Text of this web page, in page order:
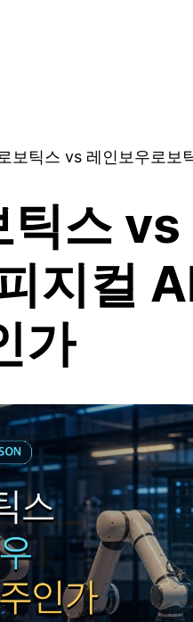
보틱스 vs 레인보우로보
틱스
지컬
가